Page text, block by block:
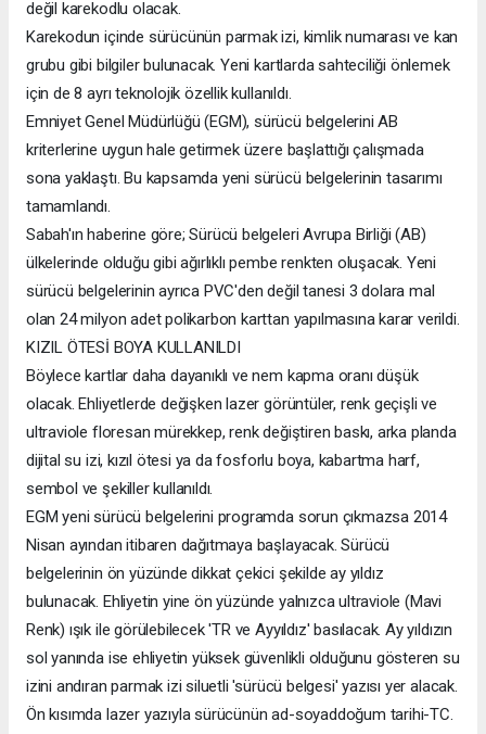
değil karekodlu olacak.
Karekodun içinde sürücünün parmak izi, kimlik numarası ve kan
grubu gibi bilgiler bulunacak. Yeni kartlarda sahteciliği önlemek
için de 8 ayrı teknolojik özellik kullanıldı.
Emniyet Genel Müdürlüğü (EGM), sürücü belgelerini AB
kriterlerine uygun hale getirmek üzere başlattığı çalışmada
sona yaklaştı. Bu kapsamda yeni sürücü belgelerinin tasarımı
tamamlandı.
Sabah'ın haberine göre; Sürücü belgeleri Avrupa Birliği (AB)
ülkelerinde olduğu gibi ağırlıklı pembe renkten oluşacak. Yeni
sürücü belgelerinin ayrıca PVC'den değil tanesi 3 dolara mal
olan 24 milyon adet polikarbon karttan yapılmasına karar verildi.
KIZIL ÖTESİ BOYA KULLANILDI
Böylece kartlar daha dayanıklı ve nem kapma oranı düşük
olacak. Ehliyetlerde değişken lazer görüntüler, renk geçişli ve
ultraviole floresan mürekkep, renk değiştiren baskı, arka planda
dijital su izi, kızıl ötesi ya da fosforlu boya, kabartma harf,
sembol ve şekiller kullanıldı.
EGM yeni sürücü belgelerini programda sorun çıkmazsa 2014
Nisan ayından itibaren dağıtmaya başlayacak. Sürücü
belgelerinin ön yüzünde dikkat çekici şekilde ay yıldız
bulunacak. Ehliyetin yine ön yüzünde yalnızca ultraviole (Mavi
Renk) ışık ile görülebilecek 'TR ve Ayyıldız' basılacak. Ay yıldızın
sol yanında ise ehliyetin yüksek güvenlikli olduğunu gösteren su
izini andıran parmak izi siluetli 'sürücü belgesi' yazısı yer alacak.
Ön kısımda lazer yazıyla sürücünün ad-soyaddoğum tarihi-TC.